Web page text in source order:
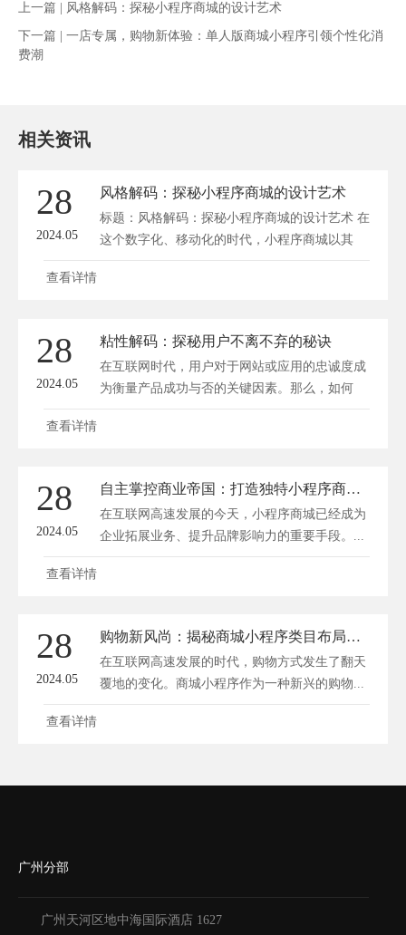
上一篇 | 风格解码：探秘小程序商城的设计艺术
下一篇 | 一店专属，购物新体验：单人版商城小程序引领个性化消
费潮
相关资讯
28
2024.05
风格解码：探秘小程序商城的设计艺术
标题：风格解码：探秘小程序商城的设计艺术 在
这个数字化、移动化的时代，小程序商城以其
便...
查看详情
28
2024.05
粘性解码：探秘用户不离不弃的秘诀
在互联网时代，用户对于网站或应用的忠诚度成
为衡量产品成功与否的关键因素。那么，如何
让...
查看详情
28
2024.05
自主掌控商业帝国：打造独特小程序商城的终极指南
在互联网高速发展的今天，小程序商城已经成为
企业拓展业务、提升品牌影响力的重要手段。...
查看详情
28
2024.05
购物新风尚：揭秘商城小程序类目布局的奥秘
在互联网高速发展的时代，购物方式发生了翻天
覆地的变化。商城小程序作为一种新兴的购物...
查看详情
广州分部
广州天河区地中海国际酒店 1627